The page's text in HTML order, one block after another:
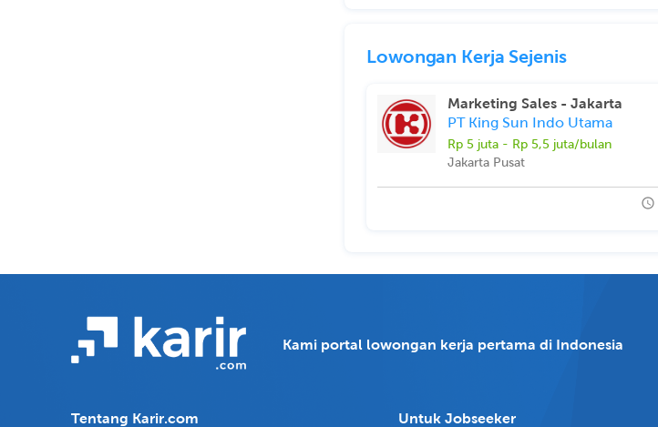
Lowongan Kerja Sejenis
Marketing Sales - Jakarta
PT King Sun Indo Utama
Rp 5 juta - Rp 5,5 juta/bulan
Jakarta Pusat
Kami portal lowongan kerja pertama di Indonesia
Tentang Karir.com Untuk Jobseeker